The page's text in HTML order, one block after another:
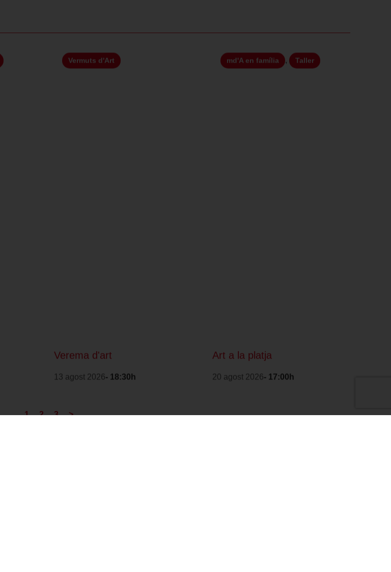
Vermuts d'Art
Verema d'art
13 agost 2026- 18:30h
md'A en família Taller
Art a la platja
20 agost 2026- 17:00h
1 2 3 >